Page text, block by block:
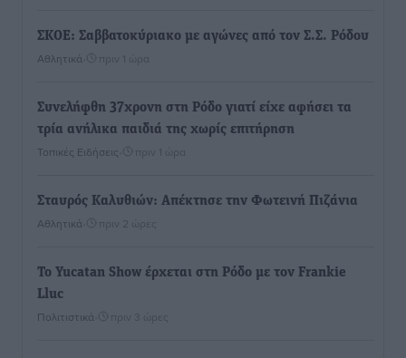
ΣΚΟΕ: Σαββατοκύριακο με αγώνες από τον Σ.Σ. Ρόδου
Αθλητικά πριν 1 ώρα
Συνελήφθη 37χρονη στη Ρόδο γιατί είχε αφήσει τα
τρία ανήλικα παιδιά της χωρίς επιτήρηση
Τοπικές Ειδήσεις πριν 1 ώρα
Σταυρός Καλυθιών: Απέκτησε την Φωτεινή Πιζάνια
Αθλητικά πριν 2 ώρες
Το Yucatan Show έρχεται στη Ρόδο με τον Frankie
Lluc
Πολιτιστικά πριν 3 ώρες